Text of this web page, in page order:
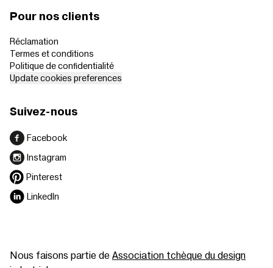
Pour nos clients
Réclamation
Termes et conditions
Politique de confidentialité
Update cookies preferences
Suivez-nous
Facebook
Instagram
Pinterest
LinkedIn
Nous faisons partie deAssociation tchèque du design